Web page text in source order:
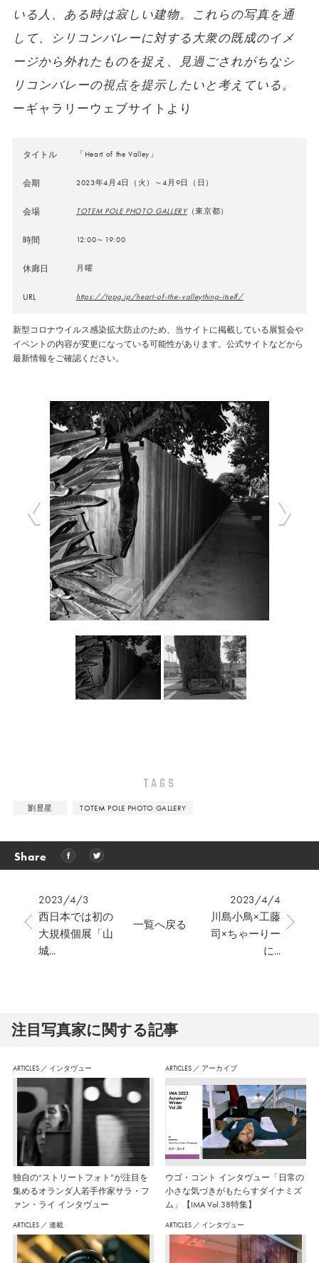
いる人、ある時は寂しい建物。これらの写真を通
して、シリコンバレーに対する大衆の既成のイメ
ージから外れたものを捉え、見過ごされがちなシ
リコンバレーの視点を提示したいと考えている。
ーギャラリーウェブサイトより
タイトル 「Heart of the Valley」
会期 2023年4月4日（火）～4月9日（日）
会場 TOTEM POLE PHOTO GALLERY（東京都）
時間 12:00～19:00
休廊日 月曜
URL https://tppg.jp/heart-of-the-valleything-itself/
新型コロナウイルス感染拡大防止のため、当サイトに掲載している展覧会や
イベントの内容が変更になっている可能性があります。公式サイトなどから
最新情報をご確認ください。
TAGS
劉昱星 TOTEM POLE PHOTO GALLERY
Share
2023/4/3
西日本では初の
大規模個展「山
城...
2023/4/4
川島小鳥×工藤
司×ちゃーりー
に...
一覧へ戻る
注⽬写真家に関する記事
ARTICLES ／ インタヴュー
独自の“ストリートフォト”が注目を
集めるオランダ人若手作家サラ・フ
ァン・ライ インタヴュー
ARTICLES ／ アーカイブ
ウゴ・コント インタヴュー「日常の
小さな気づきがもたらすダイナミズ
ム」【IMA Vol.38特集】
ARTICLES ／ 連載 ARTICLES ／ インタヴュー